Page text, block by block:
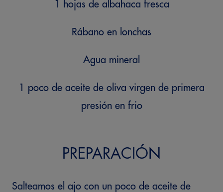
1 hojas de albahaca fresca
Rábano en lonchas
Agua mineral
1 poco de aceite de oliva virgen de primera
presión en frio
PREPARACIÓN
Salteamos el ajo con un poco de aceite de